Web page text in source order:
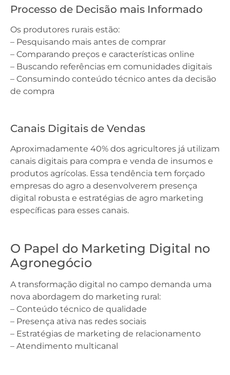
Processo de Decisão mais Informado
Os produtores rurais estão:
– Pesquisando mais antes de comprar
– Comparando preços e características online
– Buscando referências em comunidades digitais
– Consumindo conteúdo técnico antes da decisão
de compra
Canais Digitais de Vendas
Aproximadamente 40% dos agricultores já utilizam
canais digitais para compra e venda de insumos e
produtos agrícolas. Essa tendência tem forçado
empresas do agro a desenvolverem presença
digital robusta e estratégias de agro marketing
específicas para esses canais.
O Papel do Marketing Digital no
Agronegócio
A transformação digital no campo demanda uma
nova abordagem do marketing rural:
– Conteúdo técnico de qualidade
– Presença ativa nas redes sociais
– Estratégias de marketing de relacionamento
– Atendimento multicanal